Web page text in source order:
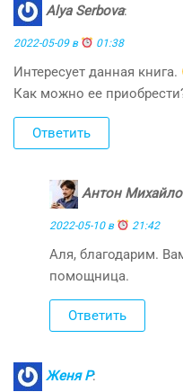
Alya Serbova:
2022-05-09 в 01:38
Интересует данная книга.
Как можно ее
Ответить
Антон
2022-05-10 в 21:42
Аля, благодарим.
помощница.
Ответить
Женя Р: